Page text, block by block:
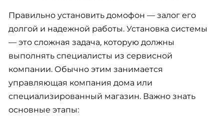
Правильно установить домофон — залог его
долгой и надежной работы. Установка системы
— это сложная задача, которую должны
выполнять специалисты из сервисной
компании. Обычно этим занимается
управляющая компания дома или
специализированный магазин. Важно знать
основные этапы: